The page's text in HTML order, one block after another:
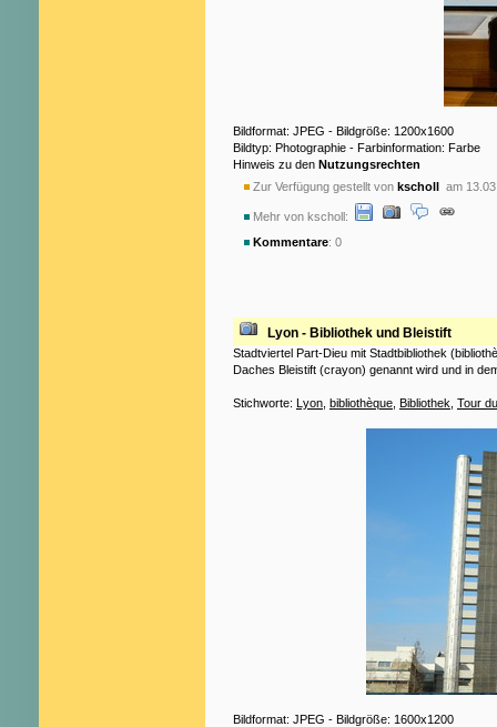
Bildformat: JPEG - Bildgröße: 1200x1600
Bildtyp: Photographie - Farbinformation: Farbe
Hinweis zu den Nutzungsrechten
Zur Verfügung gestellt von kscholl am
Mehr von kscholl:
Kommentare: 0
Lyon - Bibliothek und Bleistift
Stadtviertel Part-Dieu mit Stadtbibliothek
Daches Bleistift (crayon) genannt wird und in
Stichworte: Lyon bibliothèque Bibliothek Tour
Bildformat: JPEG - Bildgröße: 1600x1200